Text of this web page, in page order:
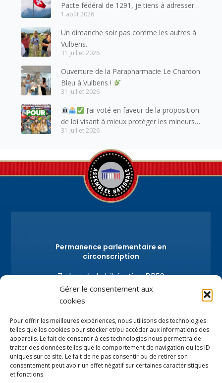
Gérer le consentement aux
cookies
Pour offrir les meilleures expériences, nous utilisons des technologies
telles que les cookies pour stocker et/ou accéder aux informations des
appareils. Le fait de consentir à ces technologies nous permettra de
traiter des données telles que le comportement de navigation ou les ID
uniques sur ce site. Le fait de ne pas consentir ou de retirer son
consentement peut avoir un effet négatif sur certaines caractéristiques
et fonctions.
Pacte fédéral de 1291, je tiens à adresser
mes meilleures salutations à nos voisins et
amis suisses, et plus particulièrement aux
habitants du bassin genevois et de l’arc
lémanique, avec lesquels la Haute-Savoie
1 août 2026
Un dimanche soir pas comme les autres à
Vulbens.
31 juillet 2026
Ouverture de la Parapharmacie Le Chardon
Bleu à Vulbens !
31 juillet 2026
J’ai voté en faveur de la proposition
de loi visant à mieux protéger les mineurs
des risques liés à l’utilisation des réseaux
31 juillet 2026
Permanence parlementaire en
circonscription
7 place de la Libération BP59
74100 Annemasse
Tél.+33 (0)4.50.80.35.02